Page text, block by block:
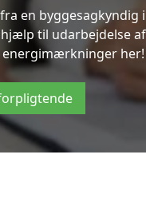
en byggesagkyndig i
til udarbejdelse af
her!